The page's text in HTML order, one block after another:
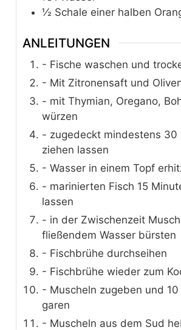
½ Schale einer halben
ANLEITUNGEN
- Fische waschen und
- Mit Zitronensaft und
- mit Thymian, Oregano,
würzen
- zugedeckt mindestens 30
ziehen lassen
- Wasser in einem Topf
- marinierten Fisch 15
lassen
- in der Zwischenzeit
fließendem Wasser bürsten
- Fischbrühe durchseihen
- Fischbrühe wieder zum
- Muscheln zugeben und
garen
- Muscheln aus dem Sud